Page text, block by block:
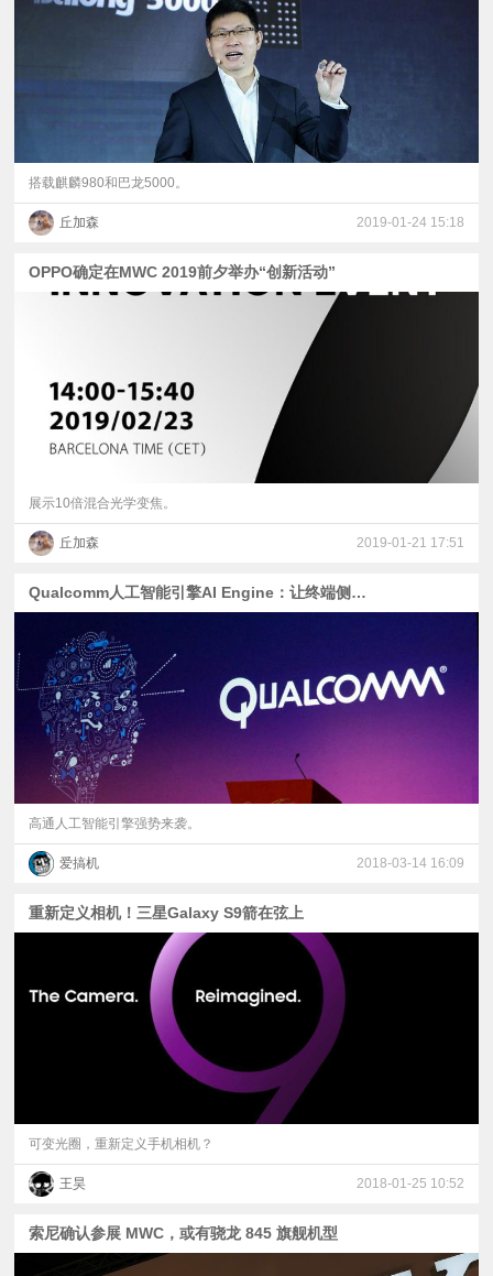
搭载麒麟980和巴龙5000。
丘加森 2019-01-24 15:18
OPPO确定在MWC 2019前夕举办“创新活动”
展示10倍混合光学变焦。
丘加森 2019-01-21 17:51
Qualcomm人工智能引擎AI Engine：让终端侧的AI无处不在
高通人工智能引擎强势来袭。
爱搞机 2018-03-14 16:09
重新定义相机！三星Galaxy S9箭在弦上
可变光圈，重新定义手机相机？
王昊 2018-01-25 10:52
索尼确认参展 MWC，或有骁龙 845 旗舰机型